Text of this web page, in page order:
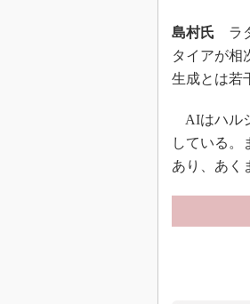
島村氏 ラ
タイアが相
生成とは若
AIはハル
している。
あり、あく